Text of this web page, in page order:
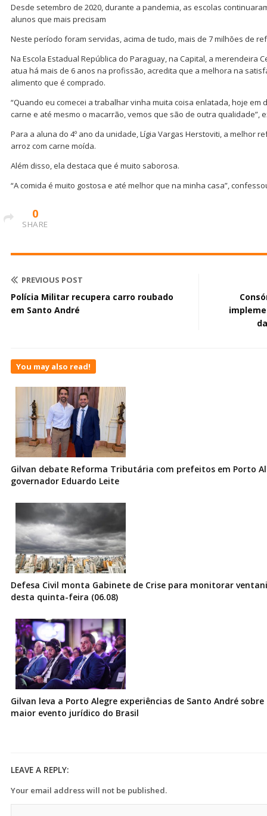
Desde setembro de 2020, durante a pandemia, as escolas
alunos que mais precisam
Neste período foram servidas, acima de tudo, mais de 7 milhões de
Na Escola Estadual República do Paraguay, na Capital, a merendeira
atua há mais de 6 anos na profissão, acredita que a melhora na
alimento que é comprado.
“Quando eu comecei a trabalhar vinha muita coisa enlatada, hoje em
carne e até mesmo o macarrão, vemos que são de outra qualidade”,
Para a aluna do 4º ano da unidade, Lígia Vargas Herstoviti, a melhor
arroz com carne moída.
Além disso, ela destaca que é muito saborosa.
“A comida é muito gostosa e até melhor que na minha casa”,
0
SHARE
PREVIOUS POST
Polícia Militar recupera carro roubado
em Santo André
You may also read!
Gilvan debate Reforma Tributária com prefeitos em Porto
governador Eduardo Leite
Defesa Civil monta Gabinete de Crise para monitorar
desta quinta-feira (06.08)
Gilvan leva a Porto Alegre experiências de Santo André
maior evento jurídico do Brasil
LEAVE A REPLY:
Your email address will not be published.